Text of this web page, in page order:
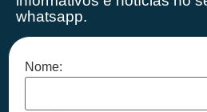
whatsapp.
Nome: